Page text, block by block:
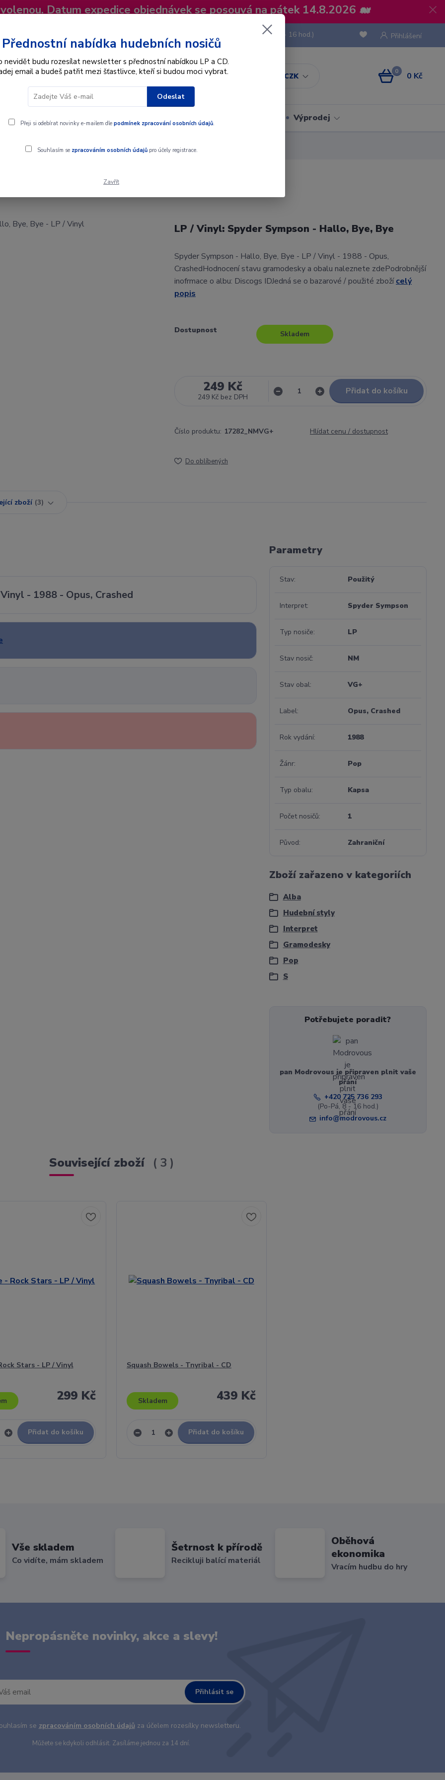
Datum expedice objednávek se posouvá na pátek 14.8.2026 🐋
CZK
Přihlášení
Hledat
(Po-Pá, 8 - 16 hod.)
0 0 Kč
Interpret Dárkové poukazy Výprodej
- LP / Vinyl
LP / Vinyl: Spyder Sympson - Hallo, Bye, Bye
Spyder Sympson - Hallo, Bye, Bye - LP / Vinyl - 1988 - Opus,
CrashedHodnocení stavu gramodesky a obalu naleznete zdePodrobnější
inofrmace o albu: Discogs IDJedná se o bazarové / použité zbožícelý
popis
Dostupnost Skladem
249 Kč
249 Kč bez DPH
Přidat do košíku
Číslo produktu: 17282_NMVG+ Hlídat cenu / dostupnost
Do oblíbených
zboží 3
- 1988 - Opus, Crashed
Parametry
Stav Použitý
Interpret Spyder Sympson
Typ nosiče LP
Stav nosič NM
Stav obal VG+
Label Opus, Crashed
Rok vydání 1988
Žánr Pop
Typ obalu Kapsa
Počet nosičů 1
Původ Zahraniční
Zboží zařazeno v kategoriích
Alba
Hudební styly
Interpret
Gramodesky
Pop
S
Potřebujete poradit?
pan Modrovous je připraven plnit vaše
přání
+420 725 736 293
(Po-Pá, 8 - 16 hod.)
info@modrovous.cz
Související zboží 3
Stars - LP / Vinyl
299 Kč
Přidat do košíku
Squash Bowels - Tnyribal - CD
439 Kč
Skladem
Přidat do košíku
Vše skladem
Co vidíte, mám skladem
Šetrnost k přírodě
Recikluji balící materiál
Oběhová
ekonomika
Vracím hudbu do hry
Nepropásněte novinky, akce a slevy!
Přihlásit se
se zpracováním osobních údajů za účelem rozesílky newsletteru.
Můžete se kdykoli odhlásit. Zasíláme jednou za 14 dní.
Přednostní nabídka hudebních nosičů
nevidět budu rozesílat newsletter s přednostní nabídkou LP a CD.
email a budeš patřit mezi šťastlivce, kteří si budou moci vybrat.
Odeslat
Přeji si odebírat novinky e-mailem dle podmínek zpracování osobních údajů.
Souhlasím se zpracováním osobních údajůpro účely registrace.
Zavřít